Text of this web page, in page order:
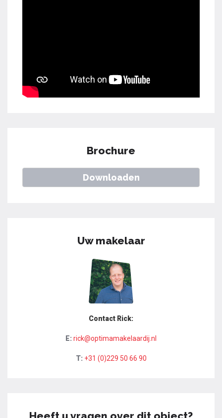
Brochure
Downloaden
Uw makelaar
Contact Rick:
E: rick@optimamakelaardij.nl
T: +31 (0)229 50 66 90